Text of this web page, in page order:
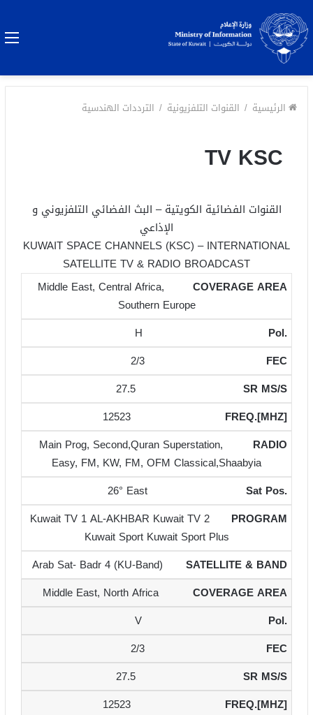
الرئيسية / القنوات التلفزيونية / الترددات الهندسية
TV KSC
القنوات الفضائية الكويتية – البث الفضائي التلفزيوني و
الإذاعي
KUWAIT SPACE CHANNELS (KSC) – INTERNATIONAL
SATELLITE TV & RADIO BROADCAST
Middle East, Central Africa,
Southern Europe
H
2/3
27.5
12523
Main Prog, Second,Quran Superstation,
Easy, FM, KW, FM, OFM Classical,Shaabyia
26° East
Kuwait TV 1 AL-AKHBAR Kuwait TV 2
Kuwait Sport Kuwait Sport Plus
Arab Sat- Badr 4 (KU-Band)
Middle East, North Africa
V
2/3
27.5
12523